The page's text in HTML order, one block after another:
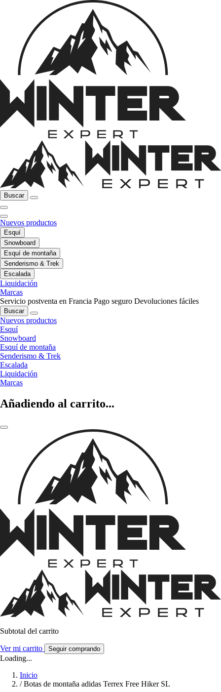
Buscar
Nuevos productos
Esquí
Snowboard
Esquí de montaña
Senderismo & Trek
Escalada
Liquidación
Marcas
Servicio postventa en Francia Pago seguro Devoluciones fáciles
Buscar
Nuevos productos
Esquí
Snowboard
Esquí de montaña
Senderismo & Trek
Escalada
Liquidación
Marcas
Añadiendo al carrito...
Subtotal del carrito
Ver mi carrito Seguir comprando
Loading...
Inicio
/ Botas de montaña adidas Terrex Free Hiker SL